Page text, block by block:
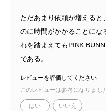
ただあまり依頼が増えると
のに時間がかかることにな
れを踏まえてもPINK
である。
レビューを評価してください
このレビューは参考になりまし
はい いいえ